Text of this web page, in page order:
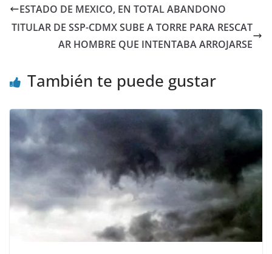
ESTADO DE MEXICO, EN TOTAL ABANDONO
TITULAR DE SSP-CDMX SUBE A TORRE PARA RESCAT
AR HOMBRE QUE INTENTABA ARROJARSE
También te puede gustar